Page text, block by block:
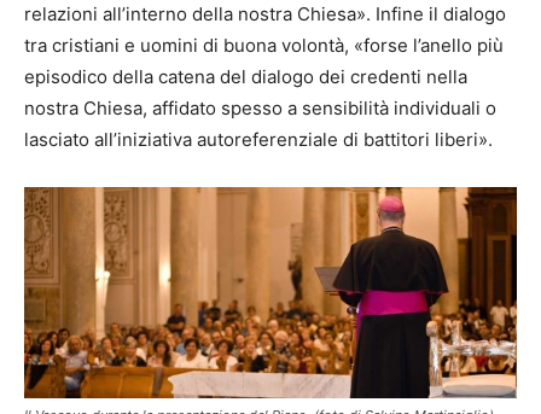
relazioni all’interno della nostra Chiesa». Infine il dialogo
tra cristiani e uomini di buona volontà, «forse l’anello più
episodico della catena del dialogo dei credenti nella
nostra Chiesa, affidato spesso a sensibilità individuali o
lasciato all’iniziativa autoreferenziale di battitori liberi».